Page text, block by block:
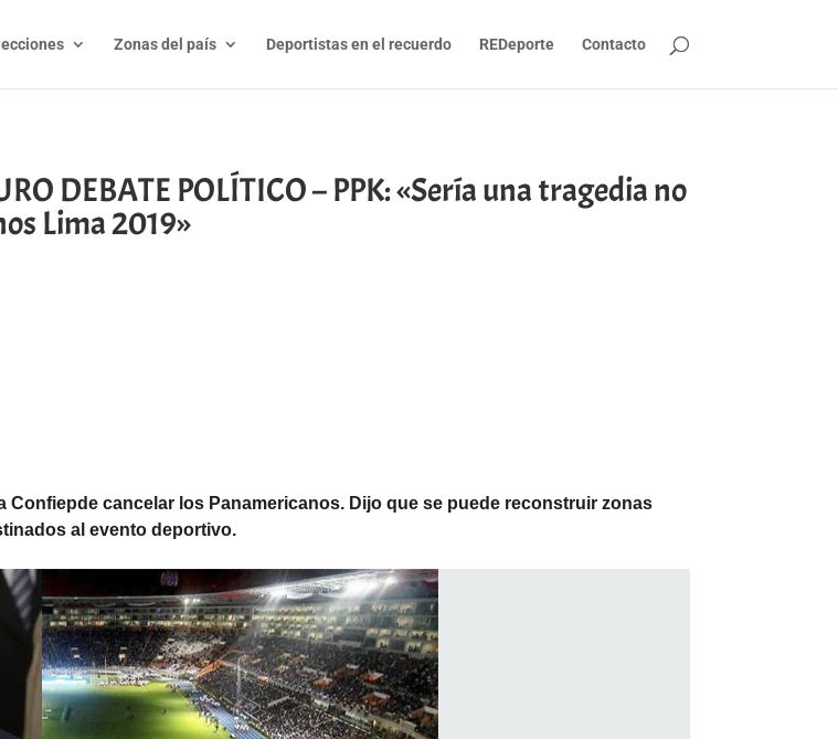
Zonas del país Deportistas en el recuerdo REDeporte Contacto
DEBATE POLÍTICO – PPK: «Sería una tragedia no
Lima 2019»
cancelar los Panamericanos. Dijo que se puede reconstruir zonas
al evento deportivo.